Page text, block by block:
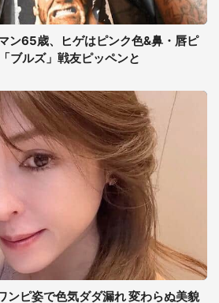
ン65歳、ヒゲはピンク色&鼻・唇ピ
ブルズ」戦友ピッペンと
ンピ姿で色気ダダ漏れ 変わらぬ美貌